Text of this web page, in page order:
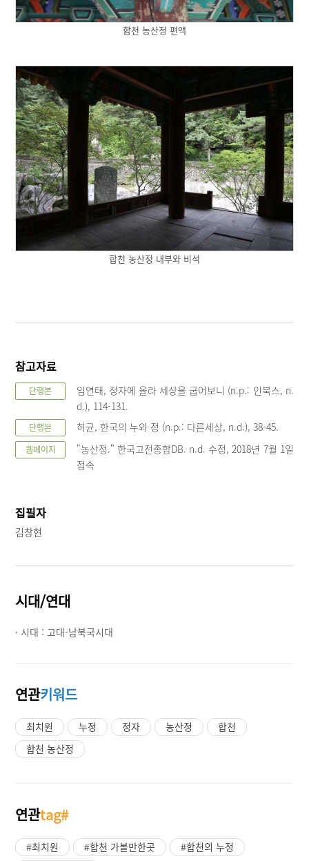
합천 농산정 편액
합천 농산정 내부와 비석
참고자료
단행본
임연태, 정자에 올라 세상을 굽어보니 (n.p.: 인북스, n.
d.), 114-131.
단행본 허균, 한국의 누와 정 (n.p.: 다른세상, n.d.), 38-45.
웹페이지
"농산정." 한국고전종합DB. n.d. 수정, 2018년 7월 1일
접속
집필자
김창현
시대/연대
· 시대 :고대-남북국시대
연관키워드
최치원 누정 정자 농산정
합천
합천 농산정
연관tag#
#최치원 #합천 가볼만한곳
#합천의 누정